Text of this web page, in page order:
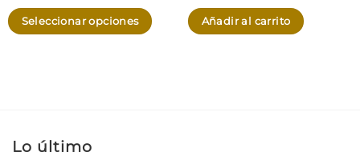
precios:
desde
Seleccionar opciones
Las
Añadir al carrito
Lo último